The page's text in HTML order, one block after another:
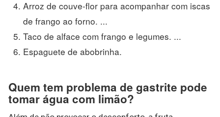
Arroz de couve-flor para acompanhar com iscas
de frango ao forno. ...
Taco de alface com frango e legumes. ...
Espaguete de abobrinha.
Quem tem problema de gastrite pode
tomar água com limão?